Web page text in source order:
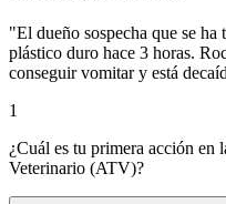
"El dueño sospecha que se
plástico duro hace 3 horas.
conseguir vomitar y está
1
¿Cuál es tu primera acción
Veterinario (ATV)?